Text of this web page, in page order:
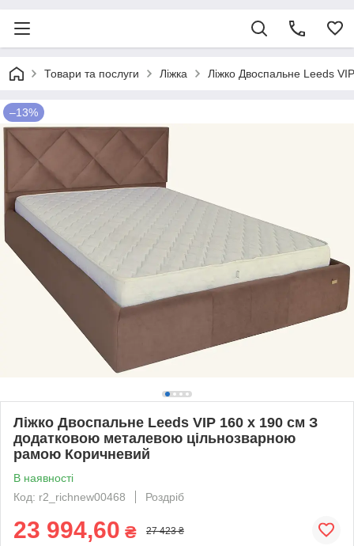
Товари та послуги Ліжка Ліжко Двоспальне Leeds
–13%
Ліжко Двоспальне Leeds VIP 160 х 190 см З
додатковою металевою цільнозварною
рамою Коричневий
В наявності
Код: r2_richnew00468
Роздріб
23 994,60 ₴ 27 423 ₴